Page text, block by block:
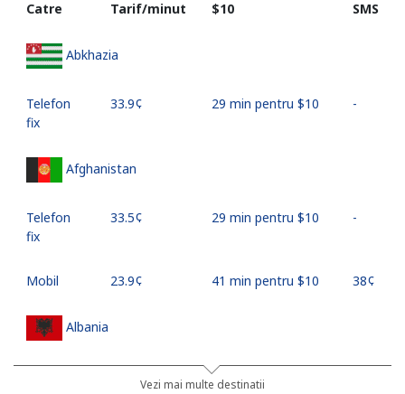
Catre Tarif/minut
⁦$10⁩
SMS
Abkhazia
Telefon
fix
⁦33.9¢⁩ 29 min pentru ⁦$10⁩ -
Afghanistan
Telefon
fix
⁦33.5¢⁩ 29 min pentru ⁦$10⁩ -
Mobil ⁦23.9¢⁩ 41 min pentru ⁦$10⁩ ⁦38¢⁩
Albania
38 min pentru ⁦$10⁩
Vezi mai multe destinatii